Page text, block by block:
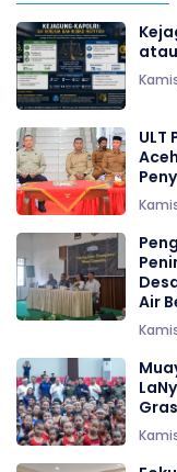
ULT
Air